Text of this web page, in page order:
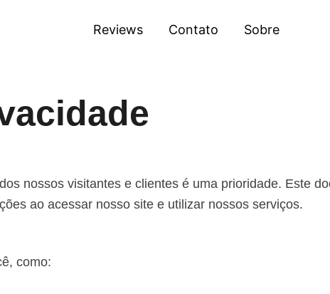
Reviews Contato Sobre
nossos visitantes e clientes é uma prioridade. Este
ao acessar nosso site e utilizar nossos serviços.
como: